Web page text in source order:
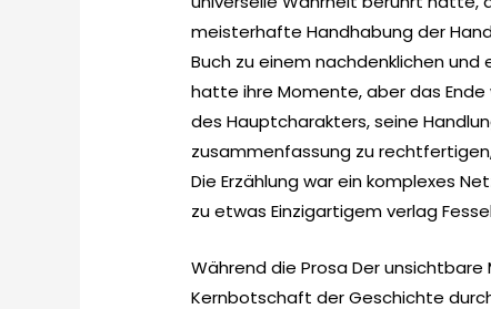
meisterhafte Handhabung der
Buch zu einem nachdenklichen
hatte ihre Momente, aber das
des Hauptcharakters, seine
zusammenfassung zu
Die Erzählung war ein komplexes
zu etwas Einzigartigem verlag
Während die Prosa Der
Kernbotschaft der Geschichte